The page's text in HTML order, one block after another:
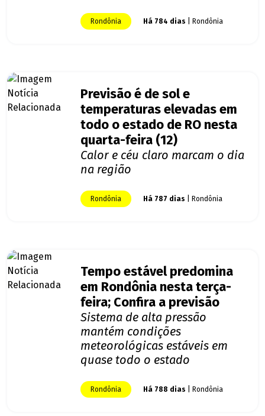
Rondônia Há 784 dias | Rondônia
Previsão é de sol e
temperaturas elevadas em
todo o estado de RO nesta
quarta-feira (12)
Calor e céu claro marcam o dia
na região
Rondônia Há 787 dias | Rondônia
Tempo estável predomina
em Rondônia nesta terça-
feira; Confira a previsão
Sistema de alta pressão
mantém condições
meteorológicas estáveis em
quase todo o estado
Rondônia Há 788 dias | Rondônia